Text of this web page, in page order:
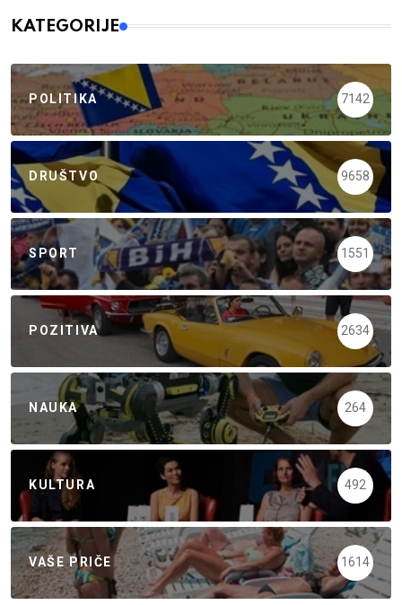
KATEGORIJE
POLITIKA 7142
DRUŠTVO 9658
SPORT 1551
POZITIVA 2634
NAUKA 264
KULTURA 492
VAŠE PRIČE 1614